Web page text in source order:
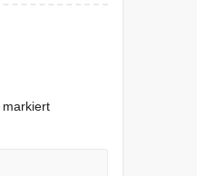
markiert